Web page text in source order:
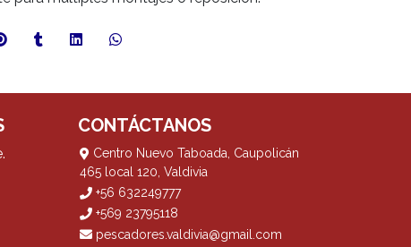
CONTÁCTANOS
Centro Nuevo Taboada, Caupolicán
465 local 120, Valdivia
+56 632249777
+569 23795118
pescadores.valdivia@gmail.com